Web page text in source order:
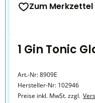
Zum
1 Gin Tonic
Art.-Nr:8909E
Hersteller-Nr: 102946
Preise inkl. MwSt. zzgl.